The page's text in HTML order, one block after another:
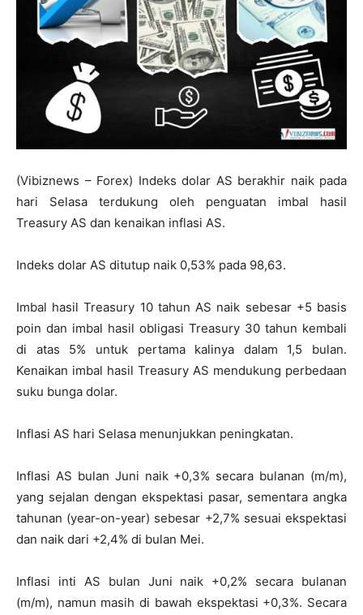
(Vibiznews – Forex) Indeks dolar AS berakhir naik pada
hari Selasa terdukung oleh penguatan imbal hasil
Treasury AS dan kenaikan inflasi AS.
Indeks dolar AS ditutup naik 0,53% pada 98,63.
Imbal hasil Treasury 10 tahun AS naik sebesar +5 basis
poin dan imbal hasil obligasi Treasury 30 tahun kembali
di atas 5% untuk pertama kalinya dalam 1,5 bulan.
Kenaikan imbal hasil Treasury AS mendukung perbedaan
suku bunga dolar.
Inflasi AS hari Selasa menunjukkan peningkatan.
Inflasi AS bulan Juni naik +0,3% secara bulanan (m/m),
yang sejalan dengan ekspektasi pasar, sementara angka
tahunan (year-on-year) sebesar +2,7% sesuai ekspektasi
dan naik dari +2,4% di bulan Mei.
Inflasi inti AS bulan Juni naik +0,2% secara bulanan
(m/m), namun masih di bawah ekspektasi +0,3%. Secara